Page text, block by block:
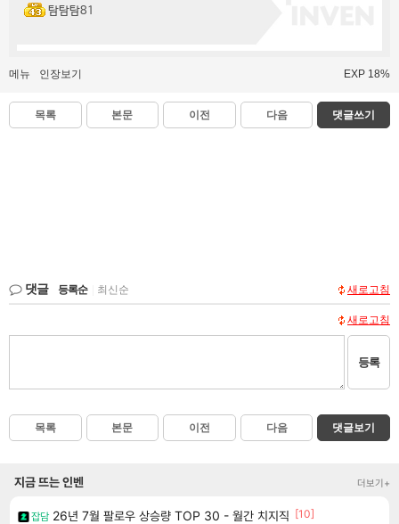
탐탐탐81
메뉴 인장보기 EXP 18%
목록 본문 이전 다음 댓글쓰기
댓글 등록순 최신순 새로고침
새로고침
등록
목록 본문 이전 다음 댓글보기
지금 뜨는 인벤 더보기+
잡담 26년 7월 팔로우 상승량 TOP 30 - 월간 치지직 [10]